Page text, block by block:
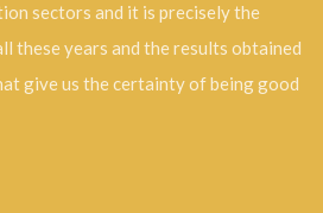
sectors and it is precisely the
these years and the results obtained
give us the certainty of being good